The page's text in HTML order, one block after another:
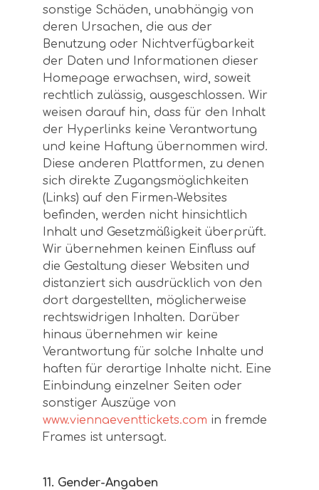
sonstige Schäden, unabhängig von
deren Ursachen, die aus der
Benutzung oder Nichtverfügbarkeit
der Daten und Informationen dieser
Homepage erwachsen, wird, soweit
rechtlich zulässig, ausgeschlossen. Wir
weisen darauf hin, dass für den Inhalt
der Hyperlinks keine Verantwortung
und keine Haftung übernommen wird.
Diese anderen Plattformen, zu denen
sich direkte Zugangsmöglichkeiten
(Links) auf den Firmen-Websites
befinden, werden nicht hinsichtlich
Inhalt und Gesetzmäßigkeit überprüft.
Wir übernehmen keinen Einfluss auf
die Gestaltung dieser Websiten und
distanziert sich ausdrücklich von den
dort dargestellten, möglicherweise
rechtswidrigen Inhalten. Darüber
hinaus übernehmen wir keine
Verantwortung für solche Inhalte und
haften für derartige Inhalte nicht. Eine
Einbindung einzelner Seiten oder
sonstiger Auszüge von
www.viennaeventtickets.com in fremde
Frames ist untersagt.
11. Gender-Angaben